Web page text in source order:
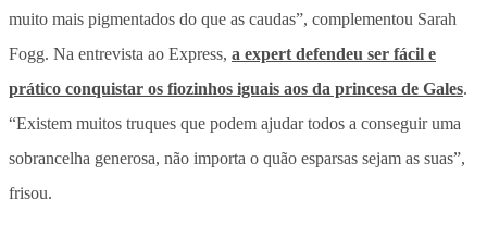
muito mais pigmentados do que as caudas”, complementou Sarah
Fogg. Na entrevista ao Express, a expert defendeu ser fácil e
prático conquistar os fiozinhos iguais aos da princesa de Gales.
“Existem muitos truques que podem ajudar todos a conseguir uma
sobrancelha generosa, não importa o quão esparsas sejam as suas”,
frisou.